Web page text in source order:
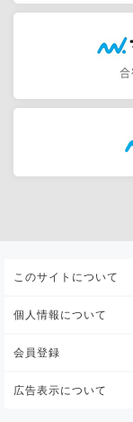
合
このサイトについて
個人情報について
会員登録
広告表示について